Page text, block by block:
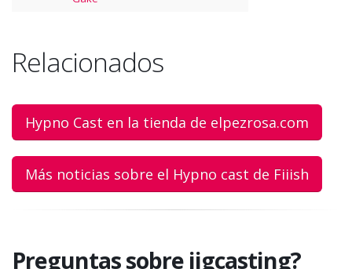
Relacionados
Hypno Cast en la tienda de elpezrosa.com
Más noticias sobre el Hypno cast de Fiiish
Preguntas sobre jigcasting?